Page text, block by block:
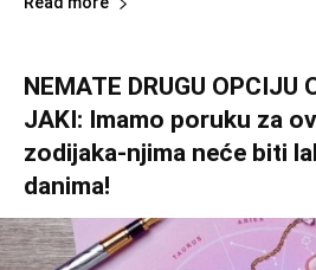
NEMATE DRUGU OPCIJU
JAKI: Imamo poruku za
zodijaka-njima neće biti
danima!